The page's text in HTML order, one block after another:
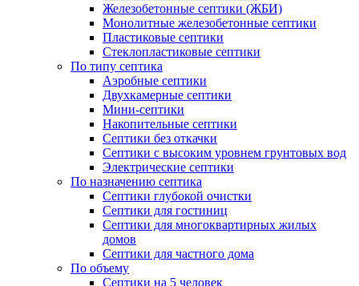
Железобетонные септики (ЖБИ)
Монолитные железобетонные септики
Пластиковые септики
Стеклопластиковые септики
По типу септика
Аэробные септики
Двухкамерные септики
Мини-септики
Накопительные септики
Септики без откачки
Септики с высоким уровнем грунтовых вод
Электрические септики
По назначению септика
Септики глубокой очистки
Септики для гостиниц
Септики для многоквартирных жилых
домов
Септики для частного дома
По объему
Септики на 5 человек